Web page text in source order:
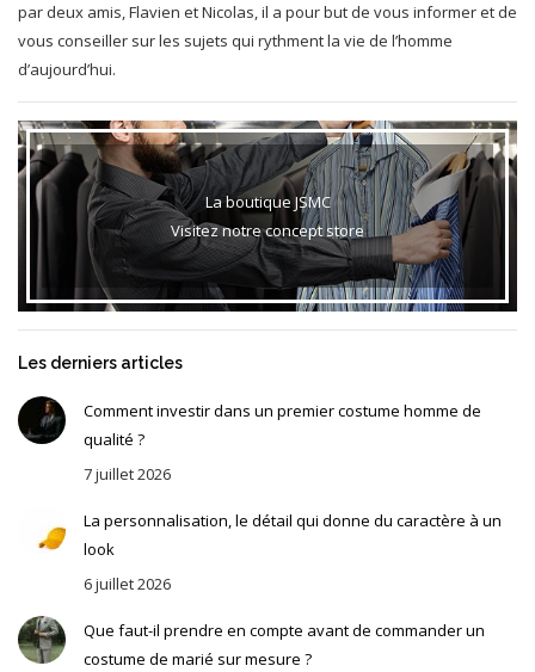
par deux amis, Flavien et Nicolas, il a pour but de vous informer et de
vous conseiller sur les sujets qui rythment la vie de l’homme
d’aujourd’hui.
La boutique JSMC
Visitez notre concept store
Les derniers articles
Comment investir dans un premier costume homme de
qualité ?
7 juillet 2026
La personnalisation, le détail qui donne du caractère à un
look
6 juillet 2026
Que faut-il prendre en compte avant de commander un
costume de marié sur mesure ?